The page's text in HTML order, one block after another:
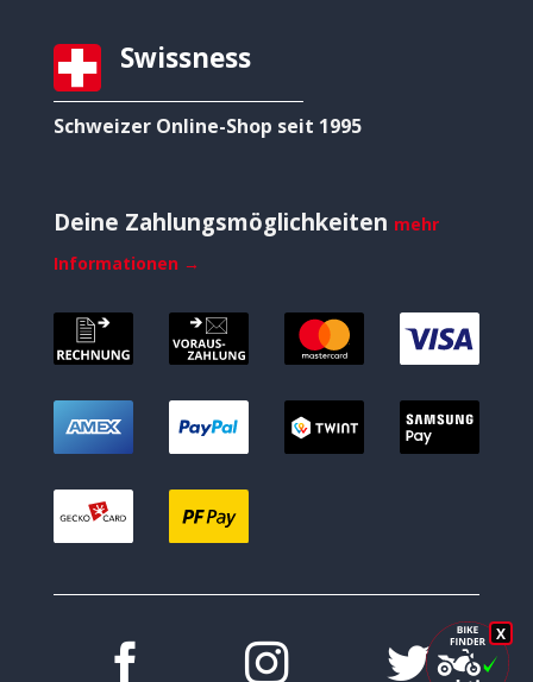
X
Swissness
Schweizer Online-Shop seit 1995
Deine Zahlungsmöglichkeiten mehr
Informationen →